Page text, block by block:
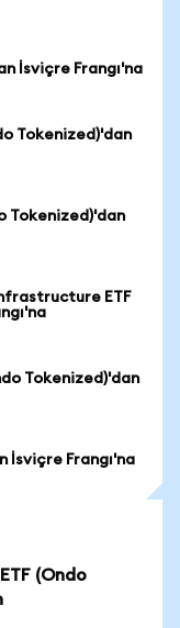
İsviçre Frangı'na
Tokenized)'dan
Tokenized)'dan
ETF
Tokenized)'dan
İsviçre Frangı'na
(Ondo